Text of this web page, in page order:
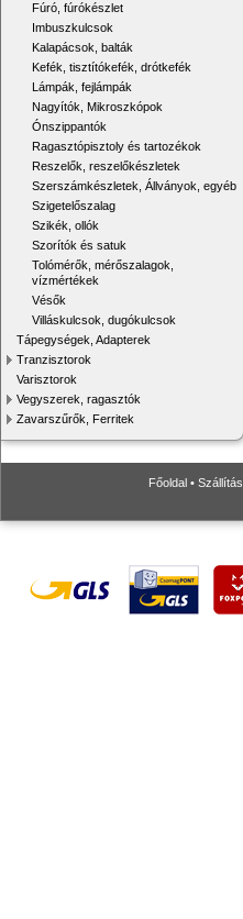
Fúró, fúrókészlet
Imbuszkulcsok
Kalapácsok, balták
Kefék, tisztítókefék, drótkefék
Lámpák, fejlámpák
Nagyítók, Mikroszkópok
Ónszippantók
Ragasztópisztoly és tartozékok
Reszelők, reszelőkészletek
Szerszámkészletek, Állványok, egyéb
Szigetelőszalag
Szikék, ollók
Szorítók és satuk
Tolómérők, mérőszalagok,
vízmértékek
Vésők
Villáskulcsok, dugókulcsok
Tápegységek, Adapterek
Tranzisztorok
Varisztorok
Vegyszerek, ragasztók
Zavarszűrők, Ferritek
Főoldal • Szállítás